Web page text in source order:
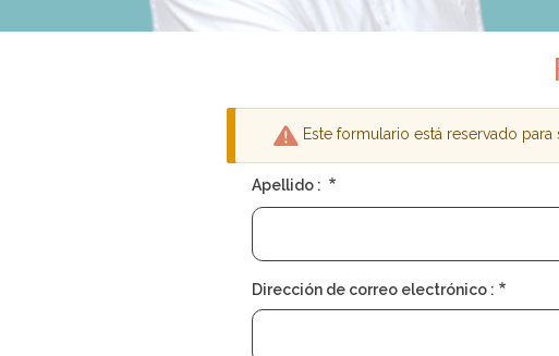
Mensaje
de
Este formulario está reservado
Apellido :
Dirección de correo electrónico :